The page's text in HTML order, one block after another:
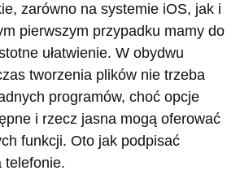
zarówno na systemie iOS, jak i
pierwszym przypadku mamy do
ułatwienie. W obydwu
tworzenia plików nie trzeba
programów, choć opcje
i rzecz jasna mogą oferować
funkcji. Oto jak podpisać
telefonie.